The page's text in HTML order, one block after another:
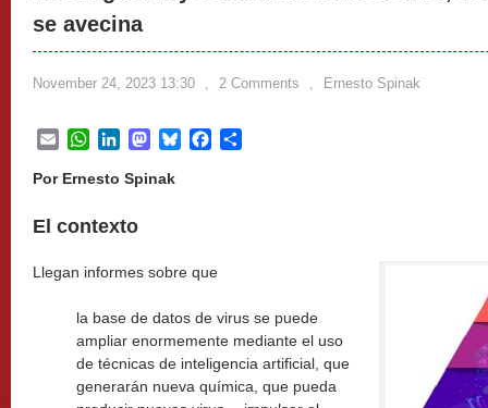
se avecina
November 24, 2023 13:30 , 2 Comments , Ernesto Spinak
EmailWhatsApp
LinkedInMastodon
BlueskyFacebook
Por Ernesto Spinak
El contexto
Llegan informes sobre que
la base de datos de virus se puede
ampliar enormemente mediante el uso
de técnicas de inteligencia artificial, que
generarán nueva química, que pueda